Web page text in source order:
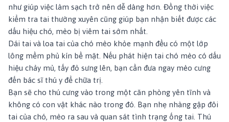
như giúp việc làm sạch trở nên dễ dàng hơn. Đồng thời việc
kiểm tra tai thường xuyên cũng giúp bạn nhận biết được các
dấu hiệu chó, mèo bị viêm tai sớm nhất.
Dái tai và loa tai của chó mèo khỏe mạnh đều có một lớp
lông mềm phủ kín bề mặt. Nếu phát hiện tai chó mèo có dấu
hiệu chảy mủ, tấy đỏ sưng lên, bạn cần đưa ngay mèo cưng
đến bác sĩ thú y để chữa trị.
Bạn sẽ cho thú cưng vào trong một căn phòng yên tĩnh và
không có con vật khác nào trong đó. Bạn nhẹ nhàng gập đôi
tai của chó, mèo ra sau và quan sát tình trạng ống tai. Thú